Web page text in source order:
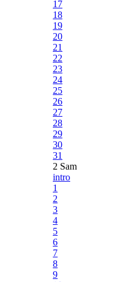
17
18
19
20
21
22
23
24
25
26
27
28
29
30
31
2 Sam
intro
1
2
3
4
5
6
7
8
9